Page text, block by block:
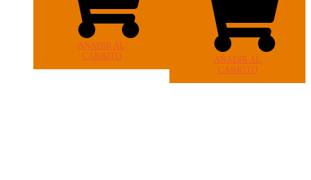
AÑADIR AL
CARRITO
AÑADIR AL
CARRITO